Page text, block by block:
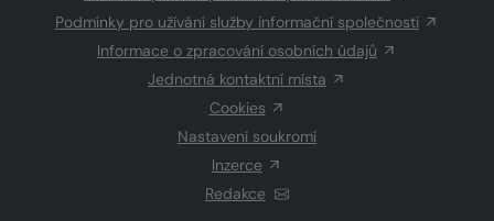
Podmínky pro užívání služby informační společnosti
Informace o zpracování osobních údajů
Jednotná kontaktní místa
Cookies
Nastavení soukromí
Inzerce
Redakce